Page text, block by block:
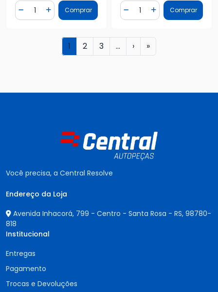
Diminuir Quantidade
Quantidade
Adicionar Quantidade
Comprar Diminuir Quantidade
Quantidade
AdicionarComprar
1 2 3 ... › »
Você precisa, a Central Resolve
Endereço da Loja
Avenida Inhacorá, 799 - Centro - Santa Rosa - RS, 98780-
818
Institucional
Entregas
Pagamento
Trocas e Devoluções